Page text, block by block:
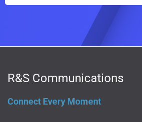
R&S Communications
Connect Every Moment